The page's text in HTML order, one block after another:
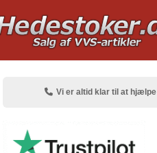
Vi er altid klar til at hjælpe